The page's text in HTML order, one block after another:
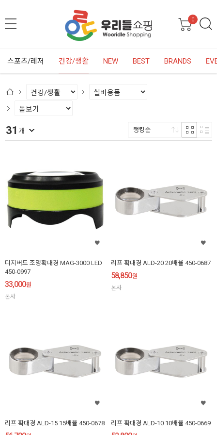
0
스포츠/레저 건강/생활 NEW BEST BRANDS
31 개 랭킹순
디지버드 조명확대경 MAG-3000 LED
450-0997
33,000원
본사
리프 확대경 ALD-20 20배율 450-0687
58,850원
본사
리프 확대경 ALD-15 15배율 450-0678 리프 확대경 ALD-10 10배율 450-0669